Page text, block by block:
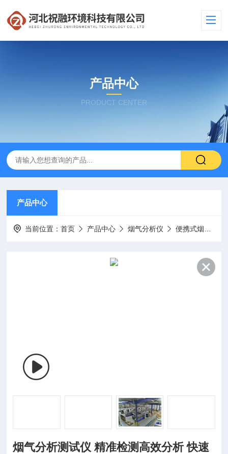
产品中心
PRODUCT CENTER
产品中心
当前位置：首页 产品中心 烟气分析仪 便携式烟气分析仪
烟气分析测试仪 精准检测高效分析 快速